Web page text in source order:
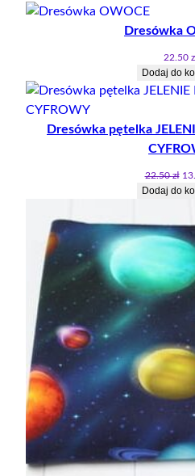
Dresówka
22.50
Dodaj do
Dresówka pętelka
22.50zł
Dodaj do